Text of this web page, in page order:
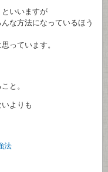
いいますが
な方法になっているほう
っています。
と。
よりも